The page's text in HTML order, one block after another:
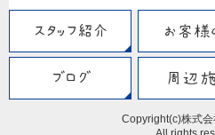
Copyright(c)株式会